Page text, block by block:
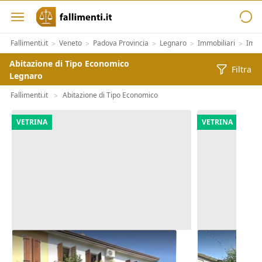
Fallimenti.it > Veneto > Padova Provincia > Legnaro > Immobiliari >
Abitazione di Tipo Economico
Legnaro
Filtra
Fallimenti.it > Abitazione di Tipo Economico
VETRINA
Asta Abitazione cielo terra con
cortile e cantina
VETRINA
Asta Casa